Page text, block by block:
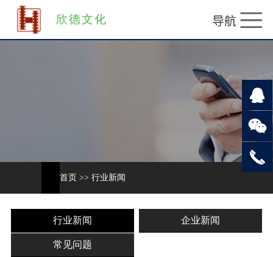
欣德文化
首页 >> 行业新闻
行业新闻 企业新闻
常见问题